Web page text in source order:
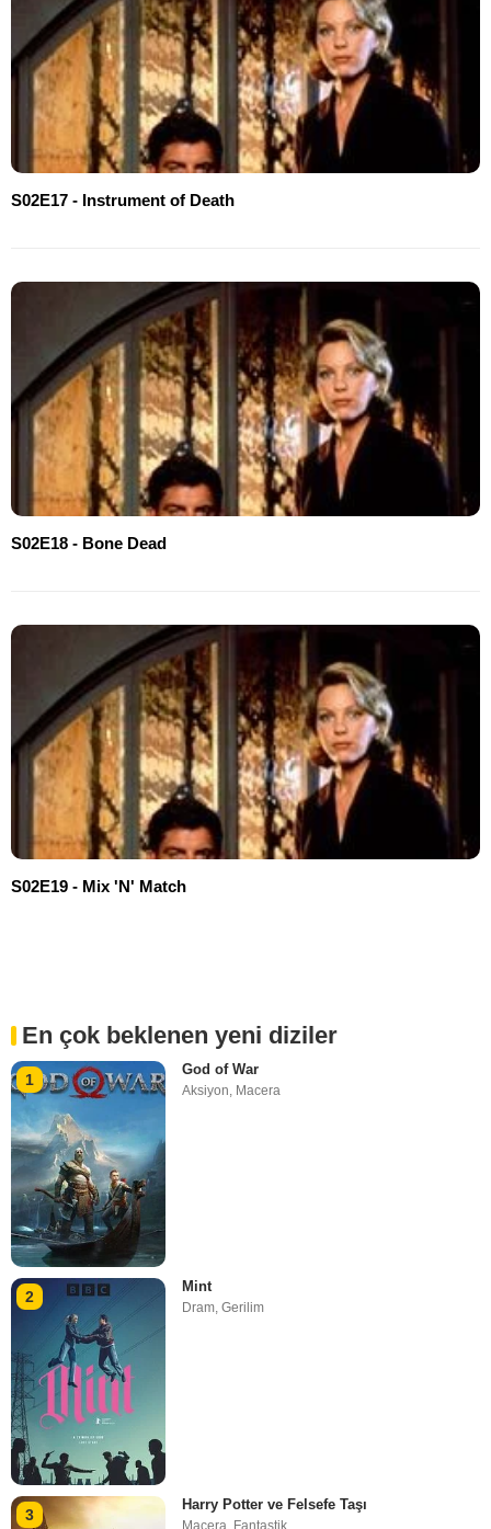
S02E17 - Instrument of Death
S02E18 - Bone Dead
S02E19 - Mix 'N' Match
En çok beklenen yeni diziler
1
God of War
Aksiyon, Macera
2
Mint
Dram,Gerilim
3
Harry Potter ve Felsefe Taşı
Macera Fantastik